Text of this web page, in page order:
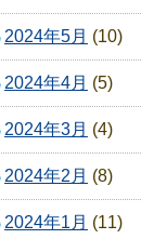
2024年5月 (10)
2024年4月 (5)
2024年3月 (4)
2024年2月 (8)
2024年1月 (11)